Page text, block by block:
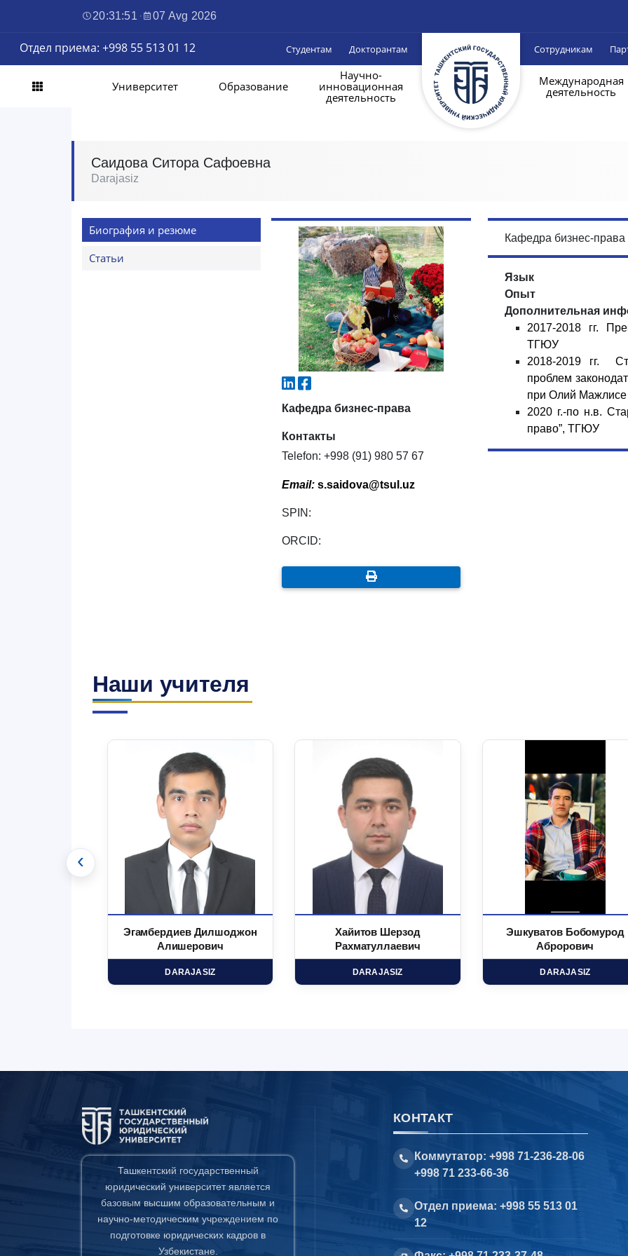
20:31:52 · 07 Avg 2026
Отдел приема: +998 55 513 01 12 Студентам Докторантам Сотрудникам
Университет Образование
Научно-
инновационная
деятельность
Международная
деятельность
Саидова Ситора Сафоевна
Darajasiz
Биография и резюме
Статьи
Кафедра бизнес-права
Контакты
Telefon: +998 (91) 980 57 67
Email: s.saidova@tsul.uz
SPIN:
ORCID:
Кафедра бизнес-права
Язык
Опыт
Дополнительная
2017-2018 гг.
ТГЮУ
2018-2019 гг.
проблем
при Олий Мажлисе
2020 г.-по н.в.
право”, ТГЮУ
Наши учителя
Эгамбердиев Дилшоджон
Алишерович
DARAJASIZ
Хайитов Шерзод
Рахматуллаевич
DARAJASIZ
Эшкуватов Бобомурод
Аброрович
DARAJASIZ
‹
Ташкентский государственный
юридический университет является
базовым высшим образовательным и
научно-методическим учреждением по
подготовке юридических кадров в
Узбекистане.
КОНТАКТ
Коммутатор: +998 71-236-28-06
+998 71 233-66-36
Отдел приема: +998 55 513 01
12